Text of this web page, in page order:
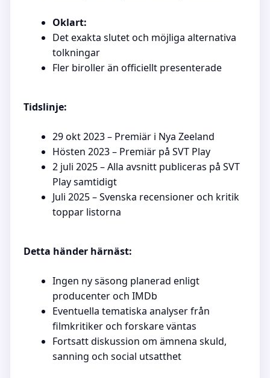
Oklart:
Det exakta slutet och möjliga alternativa
tolkningar
Fler biroller än officiellt presenterade
Tidslinje:
29 okt 2023 – Premiär i Nya Zeeland
Hösten 2023 – Premiär på SVT Play
2 juli 2025 – Alla avsnitt publiceras på SVT
Play samtidigt
Juli 2025 – Svenska recensioner och kritik
toppar listorna
Detta händer härnäst:
Ingen ny säsong planerad enligt
producenter och IMDb
Eventuella tematiska analyser från
filmkritiker och forskare väntas
Fortsatt diskussion om ämnena skuld,
sanning och social utsatthet